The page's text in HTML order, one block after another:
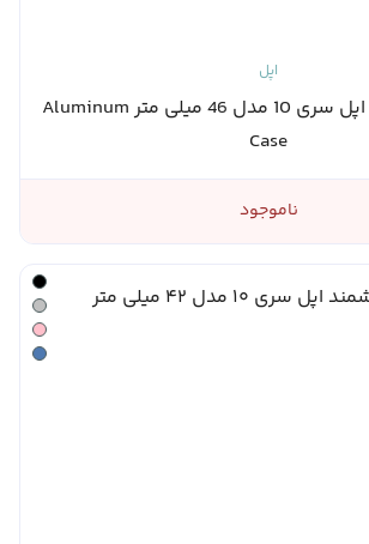
اپل
ساعت هوشمند اپل سری 10 مدل 46 میلی متر Aluminum
Case
ناموجود